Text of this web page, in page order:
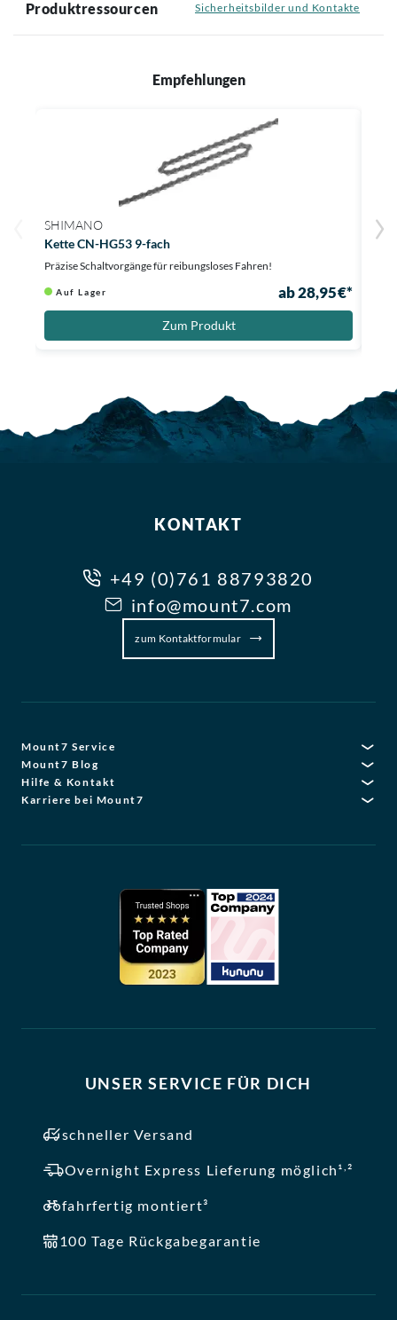
Produktressourcen Sicherheitsbilder und Kontakte
Empfehlungen
SHIMANO
Kette CN-HG53 9-fach
Präzise Schaltvorgänge für reibungsloses Fahren!
Auf Lager ab 28,95 €*
Zum Produkt
KONTAKT
+49 (0)761 88793820
info@mount7.com
zum Kontaktformular
Mount7 Service
Mount7 Blog
Hilfe & Kontakt
Karriere bei Mount7
UNSER SERVICE FÜR DICH
schneller Versand
Overnight Express Lieferung möglich¹ ,²
fahrfertig montiert³
100 Tage Rückgabegarantie